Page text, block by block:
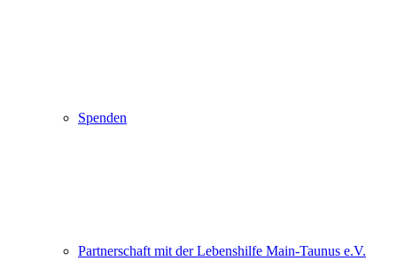
Spenden
Partnerschaft mit der Lebenshilfe Main-Taunus e.V.